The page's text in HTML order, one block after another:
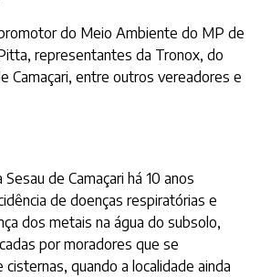
do Meio Ambiente do MP de
representantes da Tronox, do
Camaçari, entre outros vereadores e
de Camaçari há 10 anos
de doenças respiratórias e
dos metais na água do subsolo,
por moradores que se
quando a localidade ainda